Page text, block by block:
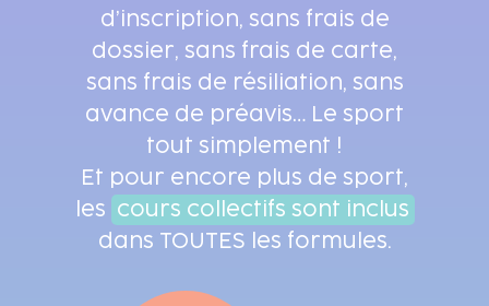
d’inscription, sans frais de
dossier, sans frais de carte,
sans frais de résiliation, sans
avance de préavis… Le sport
tout simplement !
Et pour encore plus de sport,
les
cours collectifs sont inclus
dans TOUTES les formules.